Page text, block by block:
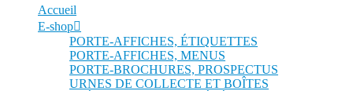
Accueil
E-shop
PORTE-AFFICHES, ÉTIQUETTES
PORTE-AFFICHES, MENUS
PORTE-BROCHURES, PROSPECTUS
URNES DE COLLECTE ET BOÎTES